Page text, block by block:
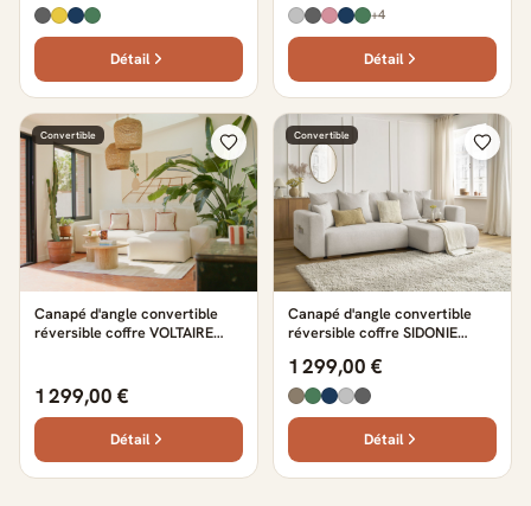
Détail
+4
Détail
Convertible
Canapé d'angle convertible
réversible coffre VOLTAIRE
1 299,00 €
Détail
Convertible
Canapé d'angle convertible
réversible coffre SIDONIE
1 299,00 €
Détail